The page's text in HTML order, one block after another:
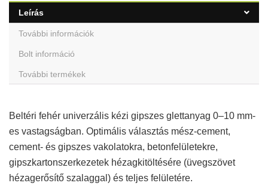
Leírás
További információk
Bolt információ
További termékek
Beltéri fehér univerzális kézi gipszes glettanyag 0–10 mm-
es vastagságban. Optimális választás mész-cement,
cement- és gipszes vakolatokra, betonfelületekre,
gipszkartonszerkezetek hézagkitöltésére (üvegszövet
hézagerősítő szalaggal) és teljes felületére.